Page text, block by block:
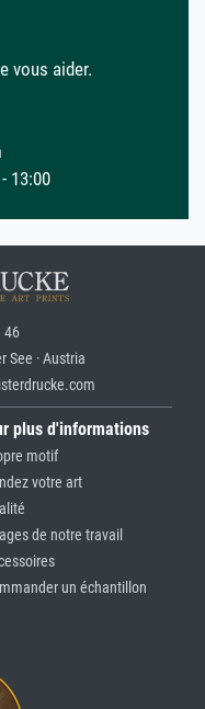
vous aider.
13:00
46
See · Austria
plus d'informations
motif
votre art
de notre travail
un échantillon